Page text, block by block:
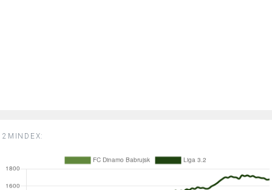
2MINDEX: